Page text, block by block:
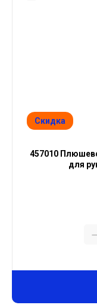
Скидка
457010
для